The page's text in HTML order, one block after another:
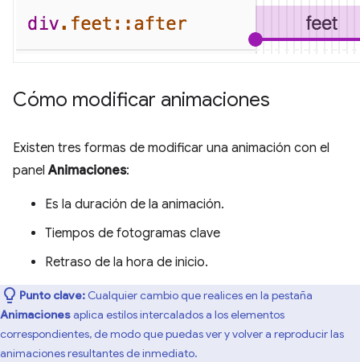
Cómo modificar animaciones
Existen tres formas de modificar una animación con el
panelAnimaciones:
Es la duración de la animación.
Tiempos de fotogramas clave
Retraso de la hora de inicio.
Punto clave: Cualquier cambio que realices en la pestaña
Animacionesaplica estilos intercalados a los elementos
correspondientes, de modo que puedas ver y volver a reproducir las
animaciones resultantes de inmediato.